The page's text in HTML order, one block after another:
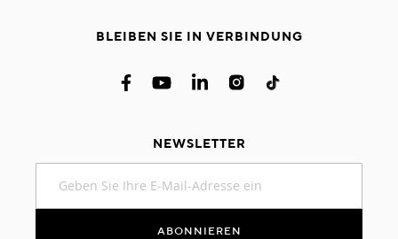
BLEIBEN SIE IN VERBINDUNG
NEWSLETTER
sich
ABONNIEREN